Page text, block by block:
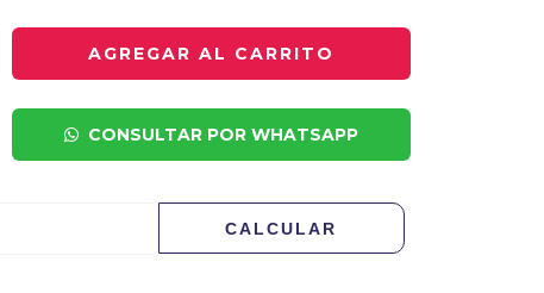
CONSULTAR POR WHATSAPP
CALCULAR